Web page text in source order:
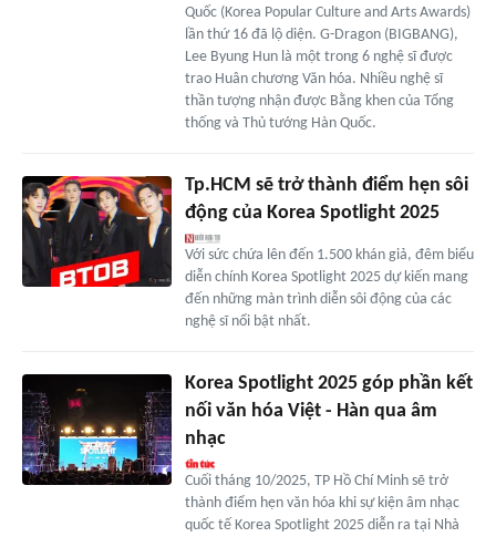
Quốc (Korea Popular Culture and Arts Awards)
lần thứ 16 đã lộ diện. G-Dragon (BIGBANG),
Lee Byung Hun là một trong 6 nghệ sĩ được
trao Huân chương Văn hóa. Nhiều nghệ sĩ
thần tượng nhận được Bằng khen của Tổng
thống và Thủ tướng Hàn Quốc.
Tp.HCM sẽ trở thành điểm hẹn sôi
động của Korea Spotlight 2025
Với sức chứa lên đến 1.500 khán giả, đêm biểu
diễn chính Korea Spotlight 2025 dự kiến mang
đến những màn trình diễn sôi động của các
nghệ sĩ nổi bật nhất.
Korea Spotlight 2025 góp phần kết
nối văn hóa Việt - Hàn qua âm
nhạc
Cuối tháng 10/2025, TP Hồ Chí Minh sẽ trở
thành điểm hẹn văn hóa khi sự kiện âm nhạc
quốc tế Korea Spotlight 2025 diễn ra tại Nhà